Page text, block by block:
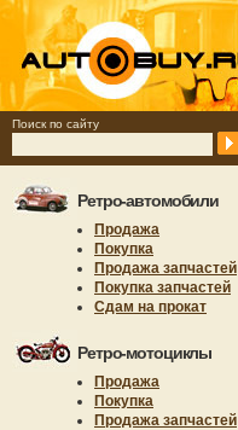
Поиск по сайту
Ретро-автомобили
Продажа
Покупка
Продажа запчастей
Покупка запчастей
Сдам на прокат
Ретро-мотоциклы
Продажа
Покупка
Продажа запчастей